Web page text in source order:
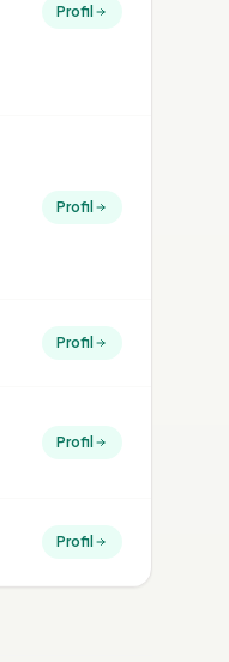
Profil
Profil
Profil
Profil
Profil